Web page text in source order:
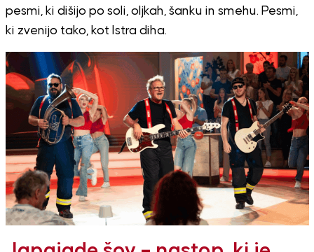
pesmi, ki dišijo po soli, oljkah, šanku in smehu. Pesmi,
ki zvenijo tako, kot Istra diha.